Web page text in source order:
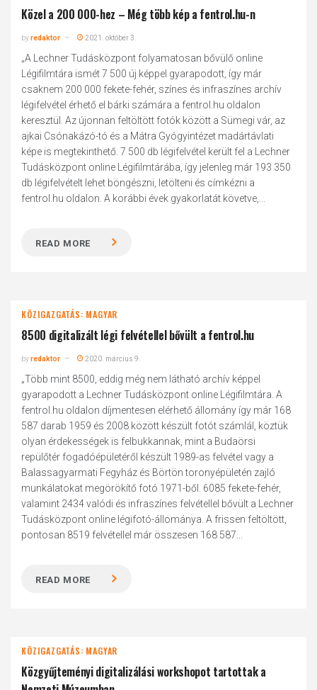
Közel a 200 000-hez – Még több kép a fentrol.hu-n
byredaktor 2021. október 3.
„A Lechner Tudásközpont folyamatosan bővülő online
Légifilmtára ismét 7 500 új képpel gyarapodott, így már
csaknem 200 000 fekete-fehér, színes és infraszínes archív
légifelvétel érhető el bárki számára a fentrol.hu oldalon
keresztül. Az újonnan feltöltött fotók között a Sümegi vár, az
ajkai Csónakázó-tó és a Mátra Gyógyintézet madártávlati
képe is megtekinthető. 7 500 db légifelvétel került fel a Lechner
Tudásközpont online Légifilmtárába, így jelenleg már 193 350
db légifelvételt lehet böngészni, letölteni és címkézni a
fentrol.hu oldalon. A korábbi évek gyakorlatát követve,...
READ MORE
KÖZIGAZGATÁS: MAGYAR
8500 digitalizált légi felvétellel bővült a fentrol.hu
byredaktor 2020. március 9.
„Több mint 8500, eddig még nem látható archív képpel
gyarapodott a Lechner Tudásközpont online Légifilmtára. A
fentrol.hu oldalon díjmentesen elérhető állomány így már 168
587 darab 1959 és 2008 között készült fotót számlál, köztük
olyan érdekességek is felbukkannak, mint a Budaörsi
repülőtér fogadóépületéről készült 1989-as felvétel vagy a
Balassagyarmati Fegyház és Börtön toronyépületén zajló
munkálatokat megörökítő fotó 1971-ből. 6085 fekete-fehér,
valamint 2434 valódi és infraszínes felvétellel bővült a Lechner
Tudásközpont online légifotó-állománya. A frissen feltöltött,
pontosan 8519 felvétellel már összesen 168 587...
READ MORE
KÖZIGAZGATÁS: MAGYAR
Közgyűjteményi digitalizálási workshopot tartottak a